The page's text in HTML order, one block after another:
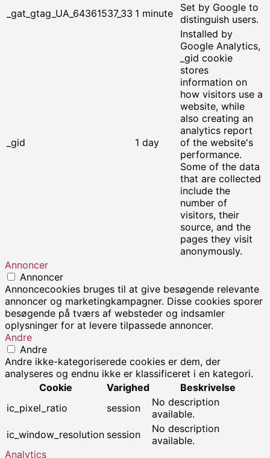
_gat_gtag_UA_64361537_33 1 minute
Set by Google to
distinguish users.
_gid 1 day
Installed by
Google Analytics,
_gid cookie
stores
information on
how visitors use a
website, while
also creating an
analytics report
of the website's
performance.
Some of the data
that are collected
include the
number of
visitors, their
source, and the
pages they visit
anonymously.
Annoncer
Annoncer
Annoncecookies bruges til at give besøgende relevante
annoncer og marketingkampagner. Disse cookies sporer
besøgende på tværs af websteder og indsamler
oplysninger for at levere tilpassede annoncer.
Andre
Andre
Andre ikke-kategoriserede cookies er dem, der
analyseres og endnu ikke er klassificeret i en kategori.
Cookie
Varighed
Beskrivelse
ic_pixel_ratio
session
No description
available.
ic_window_resolution session
No description
available.
Analytics